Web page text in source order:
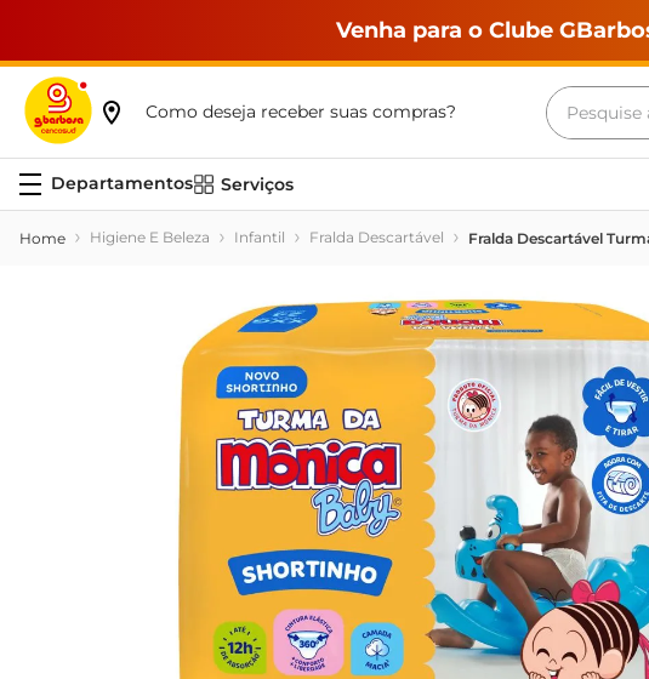
Venha para o Clube
Como deseja receber suas compras?
Pesquise
Serviços
Higiene E Beleza Infantil Fralda Descartável Fralda Descartável
Termos
cerveja
frango
leite
vinho
leite pó
tv